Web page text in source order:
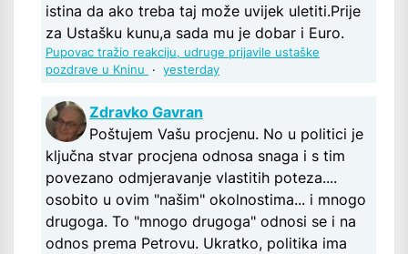
istina da ako treba taj može uvijek uletiti.Prije
za Ustašku kunu,a sada mu je dobar i Euro.
Pupovac tražio reakciju, udruge prijavile ustaške
pozdrave u Kninu
· yesterday
Zdravko Gavran
Poštujem Vašu procjenu. No u politici je
ključna stvar procjena odnosa snaga i s tim
povezano odmjeravanje vlastitih poteza....
osobito u ovim "našim" okolnostima... i mnogo
drugoga. To "mnogo drugoga" odnosi se i na
odnos prema Petrovu. Ukratko, politika ima